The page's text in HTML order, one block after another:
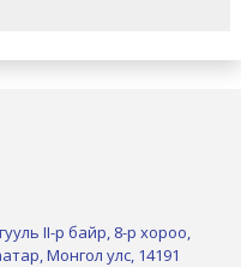
II-р байр, 8-р хороо,
Монгол улс, 14191